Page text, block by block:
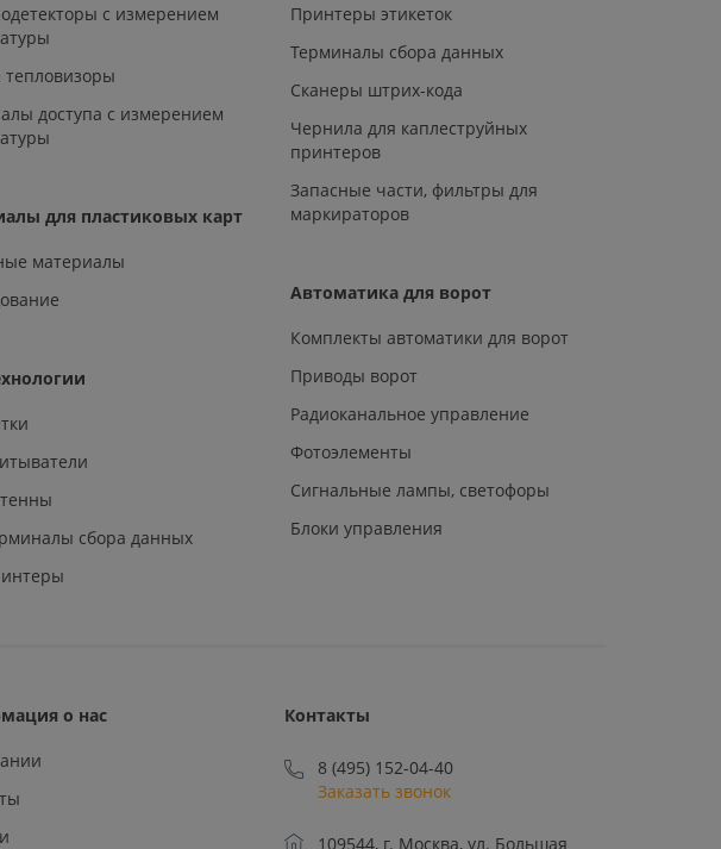
с измерением
тепловизоры
доступа с измерением
для пластиковых карт
материалы
сбора данных
Принтеры этикеток
Терминалы сбора данных
Сканеры штрих-кода
Чернила для каплеструйных
принтеров
Запасные части, фильтры для
маркираторов
Автоматика для ворот
Комплекты автоматики для ворот
Приводы ворот
Радиоканальное управление
Фотоэлементы
Сигнальные лампы, светофоры
Блоки управления
о нас
Контакты
8 (495) 152-04-40
Заказать звонок
109544, г. Москва, ул. Большая